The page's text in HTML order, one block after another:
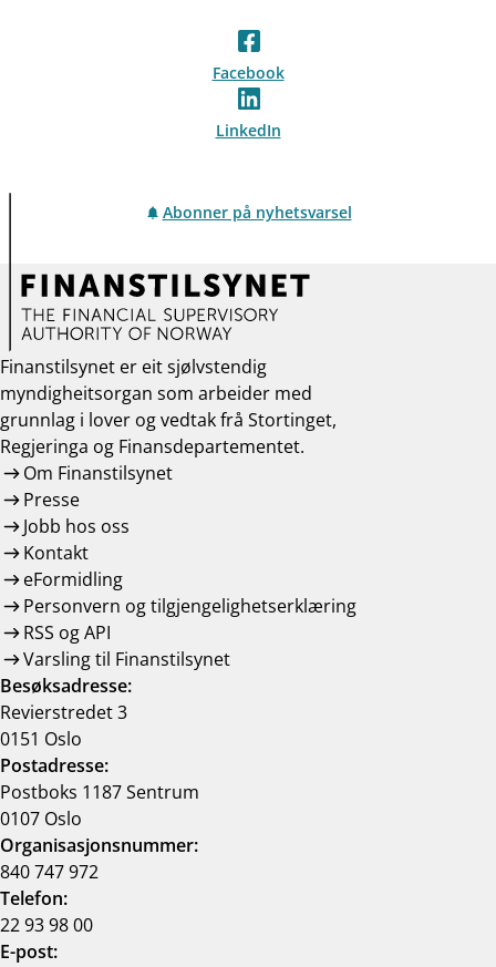
Facebook
LinkedIn
Abonner på nyhetsvarsel
Finanstilsynet er eit sjølvstendig
myndigheitsorgan som arbeider med
grunnlag i lover og vedtak frå Stortinget,
Regjeringa og Finansdepartementet.
Om Finanstilsynet
Presse
Jobb hos oss
Kontakt
eFormidling
Personvern og tilgjengelighetserklæring
RSS og API
Varsling til Finanstilsynet
Besøksadresse:
Revierstredet 3
0151 Oslo
Postadresse:
Postboks 1187 Sentrum
0107 Oslo
Organisasjonsnummer:
840 747 972
Telefon:
22 93 98 00
E-post: